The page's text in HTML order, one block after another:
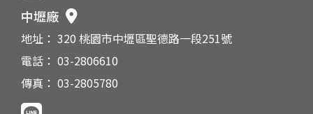
中壢廠
地址： 320 桃園市中壢區聖德路一段251號
電話： 03-2806610
傳真： 03-2805780